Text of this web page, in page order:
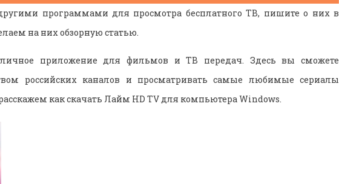
программами для просмотра бесплатного ТВ, пишите о них в
на них обзорную статью.
приложение для фильмов и ТВ передач. Здесь вы сможете
российских каналов и просматривать самые любимые сериалы
как скачать Лайм HD TV для компьютера Windows.